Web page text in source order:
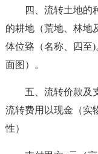
四、流转土地的
的耕地（荒地、林地
体位臵（名称、四至
面图）。
五、流转价款及
流转费用以现金（实
性）